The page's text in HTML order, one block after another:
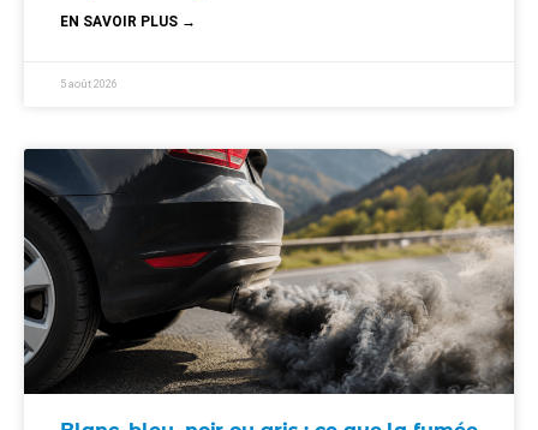
EN SAVOIR PLUS →
5 août 2026